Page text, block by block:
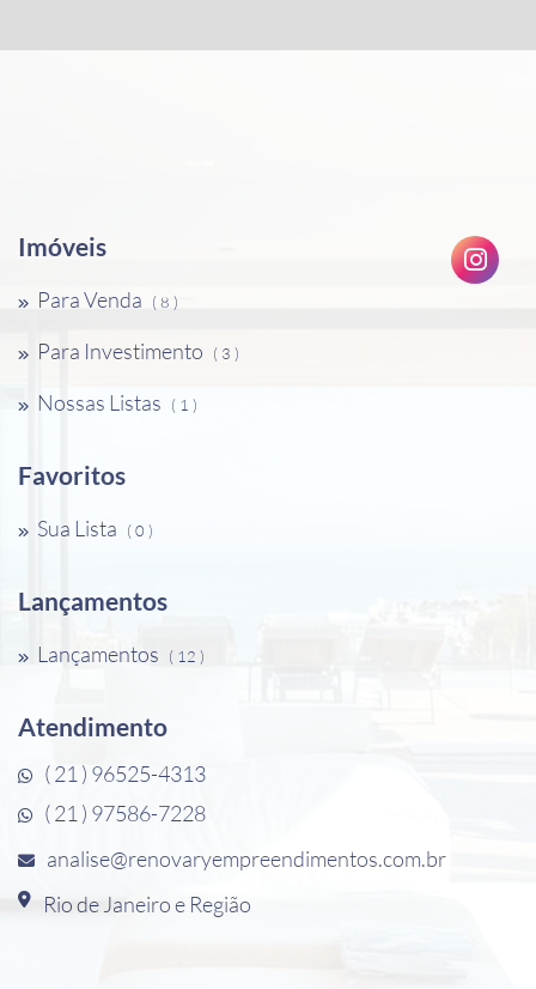
Imóveis
Para Venda ( 8 )
Para Investimento ( 3 )
Nossas Listas ( 1 )
Favoritos
Sua Lista ( 0 )
Lançamentos
Lançamentos ( 12 )
Atendimento
( 21 ) 96525-4313
( 21 ) 97586-7228
analise@renovaryempreendimentos.com.br
Rio de Janeiro e Região